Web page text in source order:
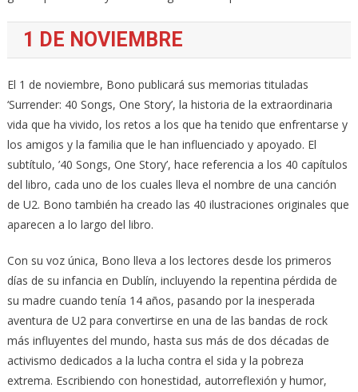
1 DE NOVIEMBRE
El 1 de noviembre, Bono publicará sus memorias tituladas
‘Surrender: 40 Songs, One Story’, la historia de la extraordinaria
vida que ha vivido, los retos a los que ha tenido que enfrentarse y
los amigos y la familia que le han influenciado y apoyado. El
subtítulo, ’40 Songs, One Story’, hace referencia a los 40 capítulos
del libro, cada uno de los cuales lleva el nombre de una canción
de U2. Bono también ha creado las 40 ilustraciones originales que
aparecen a lo largo del libro.
Con su voz única, Bono lleva a los lectores desde los primeros
días de su infancia en Dublín, incluyendo la repentina pérdida de
su madre cuando tenía 14 años, pasando por la inesperada
aventura de U2 para convertirse en una de las bandas de rock
más influyentes del mundo, hasta sus más de dos décadas de
activismo dedicados a la lucha contra el sida y la pobreza
extrema. Escribiendo con honestidad, autorreflexión y humor,